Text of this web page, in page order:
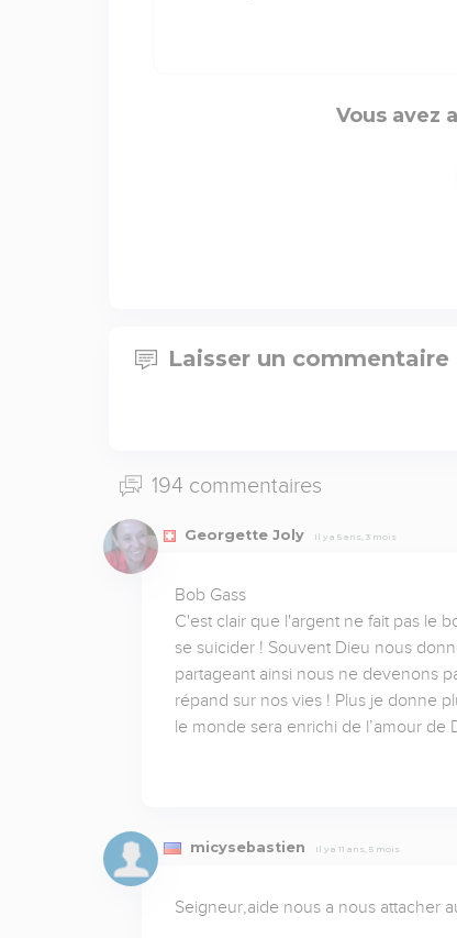
Vous avez
Laisser un commentaire
194 commentaires
Georgette Joly Il y a 5 ans, 3 mois
Bob Gass
C'est clair que l'argent ne fait pas le
se suicider ! Souvent Dieu nous
partageant ainsi nous ne devenons
répand sur nos vies ! Plus je donne
le monde sera enrichi de l’amour de
micysebastien Il y a 11 ans, 5 mois
Seigneur,aide nous a nous attacher